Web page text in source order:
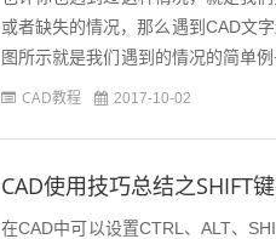
或者缺失的情况，那么遇到CAD文
图所示就是我们遇到的情况的简单
块后才发现文字出格，应该是在图块
CAD教程 2017-10-02
CAD使用技巧总结之SHIFT
在CAD中可以设置CTRL、ALT、